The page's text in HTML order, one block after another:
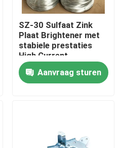
SZ-30 Sulfaat Zink
Plaat Brightener met
stabiele prestaties
High Current
Efficiency
Aanvraag sturen